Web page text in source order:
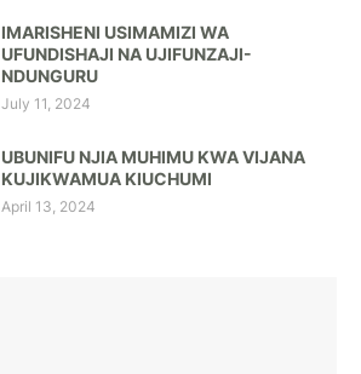
IMARISHENI USIMAMIZI WA
UFUNDISHAJI NA UJIFUNZAJI-
NDUNGURU
July 11, 2024
UBUNIFU NJIA MUHIMU KWA VIJANA
KUJIKWAMUA KIUCHUMI
April 13, 2024